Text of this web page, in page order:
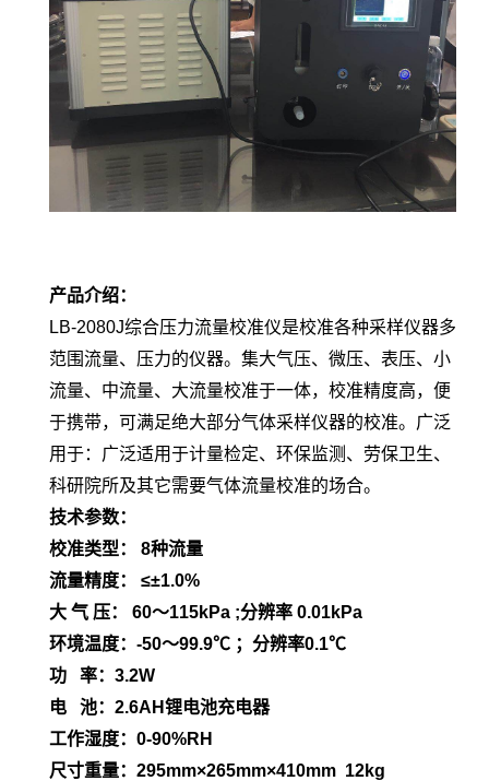
产品介绍：
LB-2080J综合压力流量校准仪是校准各种采样仪器多
范围流量、压力的仪器。集大气压、微压、表压、小
流量、中流量、大流量校准于一体，校准精度高，便
于携带，可满足绝大部分气体采样仪器的校准。广泛
用于：广泛适用于计量检定、环保监测、劳保卫生、
科研院所及其它需要气体流量校准的场合。
技术参数：
校准类型： 8种流量
流量精度： ≤±1.0%
大 气 压： 60～115kPa ;分辨率 0.01kPa
环境温度：-50～99.9℃ ；分辨率0.1℃
功 率：3.2W
电 池：2.6AH锂电池充电器
工作湿度：0-90%RH
尺寸重量：295mm×265mm×410mm 12kg